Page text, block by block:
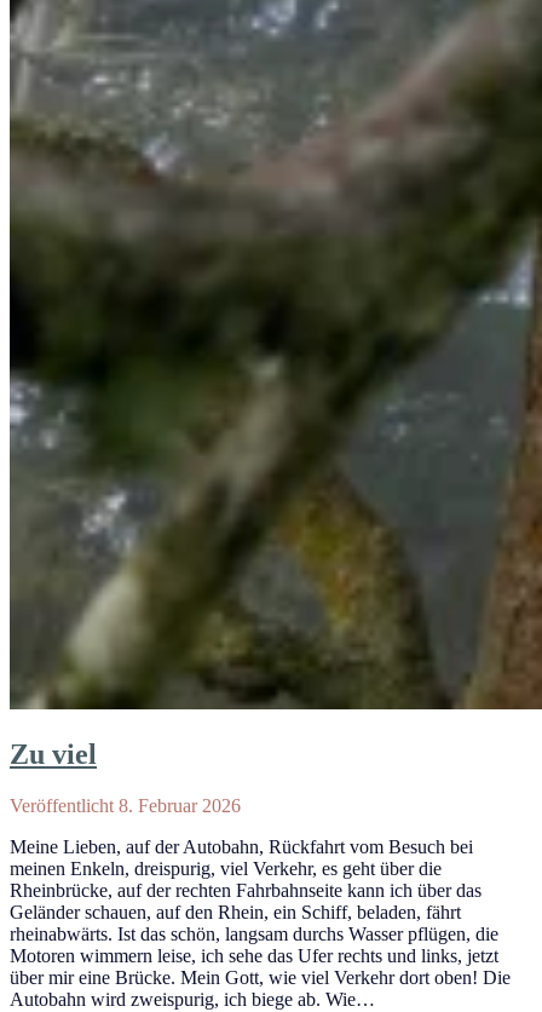
Zu viel
Veröffentlicht 8. Februar 2026
Meine Lieben, auf der Autobahn, Rückfahrt vom Besuch bei
meinen Enkeln, dreispurig, viel Verkehr, es geht über die
Rheinbrücke, auf der rechten Fahrbahnseite kann ich über das
Geländer schauen, auf den Rhein, ein Schiff, beladen, fährt
rheinabwärts. Ist das schön, langsam durchs Wasser pflügen, die
Motoren wimmern leise, ich sehe das Ufer rechts und links, jetzt
über mir eine Brücke. Mein Gott, wie viel Verkehr dort oben! Die
Autobahn wird zweispurig, ich biege ab. Wie…